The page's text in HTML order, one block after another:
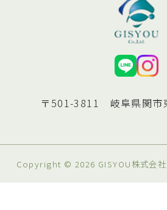
〒501-3811 岐阜県関市
Copyright © 2026 GISYOU株式会社